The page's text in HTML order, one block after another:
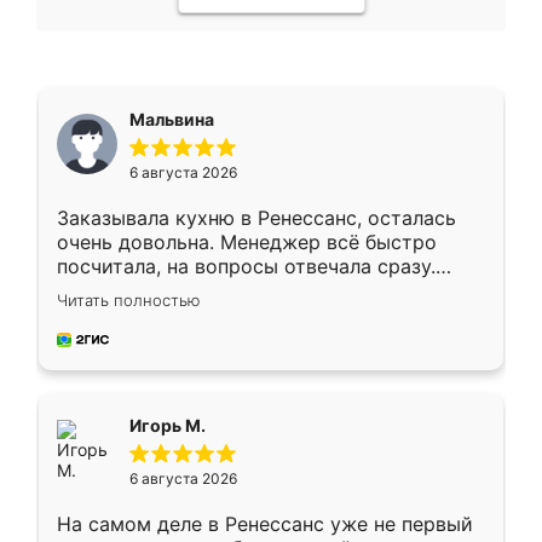
Мальвина
6 августа 2026
Заказывала кухню в Ренессанс, осталась
очень довольна. Менеджер всё быстро
посчитала, на вопросы отвечала сразу.
Замерщик приехал в субботу, подошёл к
делу со всей ответственностью. Собрали
за день, ребята работали аккуратно, даже
Читать полностью
Игорь М.
6 августа 2026
На самом деле в Ренессанс уже не первый